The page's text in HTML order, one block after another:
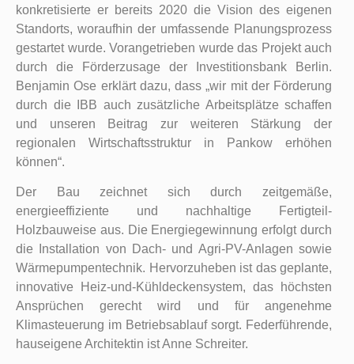
konkretisierte er bereits 2020 die Vision des eigenen
Standorts, woraufhin der umfassende Planungsprozess
gestartet wurde. Vorangetrieben wurde das Projekt auch
durch die Förderzusage der Investitionsbank Berlin.
Benjamin Ose erklärt dazu, dass „wir mit der Förderung
durch die IBB auch zusätzliche Arbeitsplätze schaffen
und unseren Beitrag zur weiteren Stärkung der
regionalen Wirtschaftsstruktur in Pankow erhöhen
können“.
Der Bau zeichnet sich durch zeitgemäße,
energieeffiziente und nachhaltige Fertigteil-
Holzbauweise aus. Die Energiegewinnung erfolgt durch
die Installation von Dach- und Agri-PV-Anlagen sowie
Wärmepumpentechnik. Hervorzuheben ist das geplante,
innovative Heiz-und-Kühldeckensystem, das höchsten
Ansprüchen gerecht wird und für angenehme
Klimasteuerung im Betriebsablauf sorgt. Federführende,
hauseigene Architektin ist Anne Schreiter.